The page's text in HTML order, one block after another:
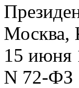
Москва,
15 июня
N 72-ФЗ